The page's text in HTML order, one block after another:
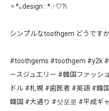
✧*｡design : *.･🤍𐙚
シンプルなtoothgem どうです
#toothgems #toothgem #y2k #
ースジュエリー #韓国ファッシ
ドル #札幌 #歯医者 #英語 #韓
韓国 #大通り #삿포로 #平成ギ